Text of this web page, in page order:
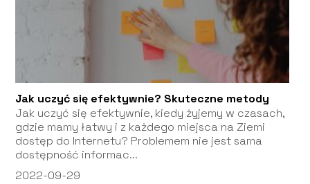
Jak uczyć się efektywnie? Skuteczne metody
Jak uczyć się efektywnie, kiedy żyjemy w czasach,
gdzie mamy łatwy i z każdego miejsca na Ziemi
dostęp do Internetu? Problemem nie jest sama
dostępność informac...
2022-09-29